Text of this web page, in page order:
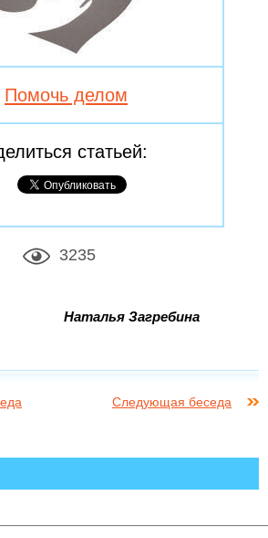
Помочь делом
статьей:
3235
Наталья Загребина
Следующая беседа